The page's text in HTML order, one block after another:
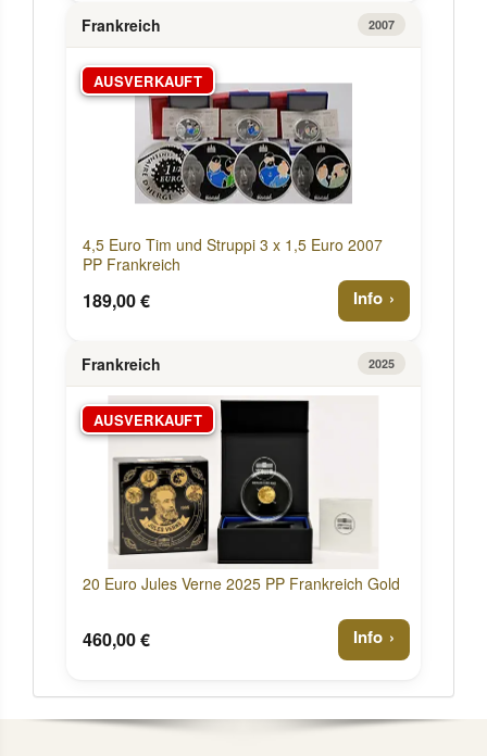
Frankreich 2007
AUSVERKAUFT
4,5 Euro Tim und Struppi 3 x 1,5 Euro 2007
PP Frankreich
189,00 € Info
Frankreich 2025
AUSVERKAUFT
20 Euro Jules Verne 2025 PP Frankreich Gold
460,00 € Info